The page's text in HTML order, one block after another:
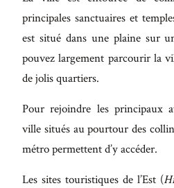
principales sanctuaires et
est situé dans une plaine sur
pouvez largement parcourir la
de jolis quartiers.
Pour rejoindre les principaux
ville situés au pourtour des
métro permettent d’y accéder.
Les sites touristiques de l’Est (